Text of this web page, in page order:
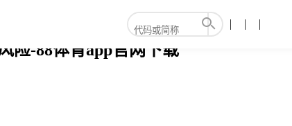
险-88体育app官网下载